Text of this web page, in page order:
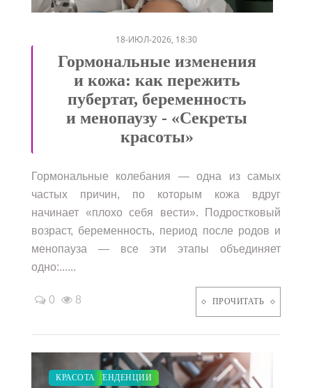
/
18-ИЮЛ-2026, 18:30
Гормональные изменения
и кожа: как пережить
пубертат, беременность
и менопаузу - «Секреты
красоты»
Гормональные колебания — одна из самых
частых причин, по которым кожа вдруг
начинает «плохо себя вести». Подростковый
возраст, беременность, период после родов и
менопауза — все эти этапы объединяет
одно:......
0 8 ПРОЧИТАТЬ
МОДНЫЕ ТЕНДЕНЦИИ
КРАСОТА